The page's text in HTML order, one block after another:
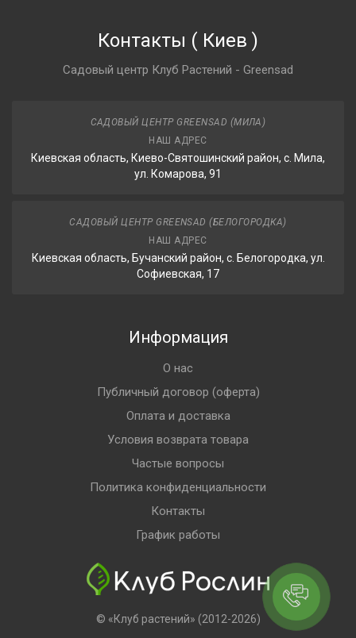
Контакты ( Киев )
Садовый центр Клуб Растений - Greensad
САДОВЫЙ ЦЕНТР GREENSAD (МИЛА)
НАШ АДРЕС
Киевская область, Киево-Святошинский район, с. Мила,
ул. Комарова, 91
САДОВЫЙ ЦЕНТР GREENSAD (БЕЛОГОРОДКА)
НАШ АДРЕС
Киевская область, Бучанский район, с. Белогородка, ул.
Софиевская, 17
Информация
О нас
Публичный договор (оферта)
Оплата и доставка
Условия возврата товара
Частые вопросы
Политика конфиденциальности
Контакты
График работы
© «Клуб растений» (2012-2026)